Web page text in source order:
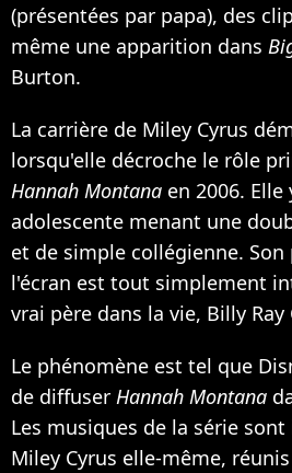
(présentées par papa), des
même une apparition dans
Burton.
La carrière de Miley Cyrus
lorsqu'elle décroche le rôle
Hannah Montana en 2006.
adolescente menant une
et de simple collégienne.
l'écran est tout simplement
vrai père dans la vie, Billy Ray
Le phénomène est tel que
de diffuser Hannah Montana
Les musiques de la série
Miley Cyrus elle-même,